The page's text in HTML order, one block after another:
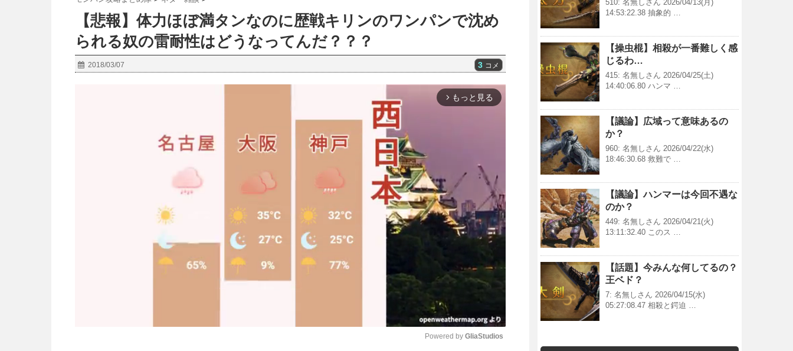
【悲報】体力ほぼ満タンなのに歴戦キリンのワンパンで沈め
られる奴の雷耐性はどうなってんだ？？？
2018/03/07 3 コメ
arrow_forward_ios もっと見る
Powered by GliaStudios
510: 名無しさん 2026/04/13(月)
14:53:22.38 抽象的 …
【操虫棍】相殺が一番難しく感
じるわ…
415: 名無しさん 2026/04/25(土)
14:40:06.80 ハンマ …
【議論】広域って意味あるの
か？
960: 名無しさん 2026/04/22(水)
18:46:30.68 救難で …
【議論】ハンマーは今回不遇な
のか？
449: 名無しさん 2026/04/21(火)
13:11:32.40 このス …
【話題】今みんな何してるの？
王ベド？
7: 名無しさん 2026/04/15(水)
05:27:08.47 相殺と鍔迫 …